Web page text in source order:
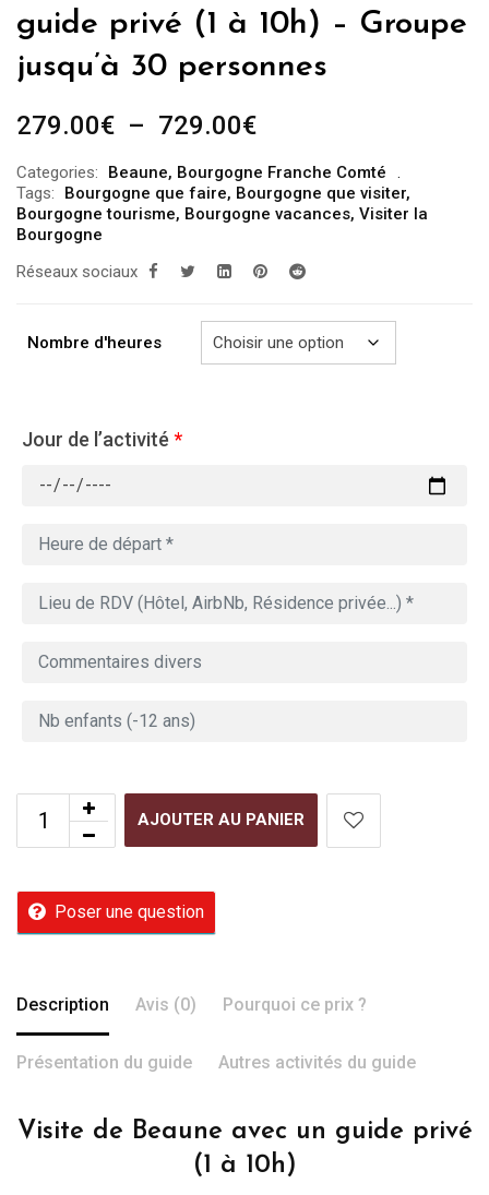
guide privé (1 à 10h) – Groupe
jusqu’à 30 personnes
279.00€ – 729.00€Plage
prix :
279.00€
729.00€
Categories: Beaune, Bourgogne Franche Comté
Tags:
Bourgogne que faire, Bourgogne que visiter,
Bourgogne tourisme, Bourgogne vacances, Visiter la
Bourgogne
Réseaux sociaux
Nombre d'heures
Jour de l’activité *
AJOUTER AU PANIER
Poser une question
Description Avis (0) Pourquoi ce prix ?
Présentation du guide Autres activités du guide
Visite de Beaune avec un guide privé
(1 à 10h)